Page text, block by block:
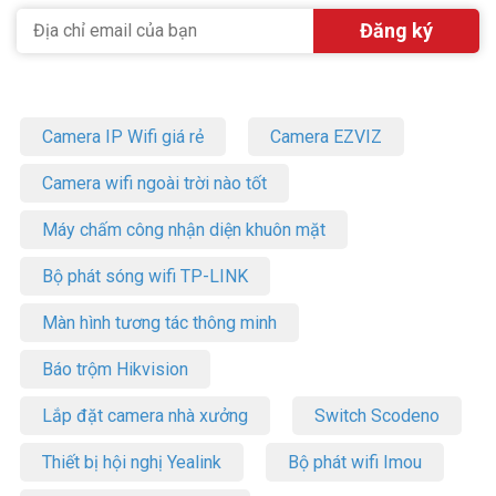
– Trở kháng anten: 50 Ω
– Loại pin chuẩn: Lithium Ion BP-252
– Kích thước (W x H x D): 62 ×139.5× 43 mm
Cấu hình đồng bộ của máy bộ đàm hàng hải Icom IC-M36:
– Thân máy: Icom IC-M36 (Tiêu chuẩn chống nước IPX7), Kênh có
sẵn INT, USA, CAN, WX
Pin sạc: chất liệu Lithium Ion, dung lượng 950mAh. Mã pin: BP-
Anten: VHF hàng hải
Bộ sạc kèm Adapter tiêu chuẩn BC-173
Bát gài pin
Tài liệu Hướng dẫn sử dụng (Thiết bị đồng bộ nhập khẩu từ
Japan)
Camera IP Wifi giá rẻ Camera EZVIZ
Camera wifi ngoài trời nào tốt
Máy chấm công nhận diện khuôn mặt
Bộ phát sóng wifi TP-LINK
Màn hình tương tác thông minh
Báo trộm Hikvision
Lắp đặt camera nhà xưởng Switch Scodeno
Thiết bị hội nghị Yealink Bộ phát wifi Imou